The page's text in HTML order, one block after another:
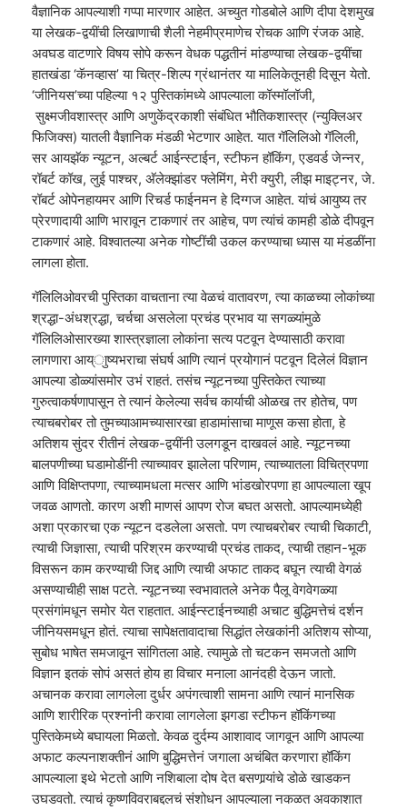
वैज्ञानिक आपल्याशी गप्पा मारणार आहेत. अच्युत गोडबोले आणि दीपा देशमुख
या लेखक-द्वयींची लिखाणाची शैली नेहमीप्रमाणेच रोचक आणि रंजक आहे.
अवघड वाटणारे विषय सोपे करून वेधक पद्धतीनं मांडण्याचा लेखक-द्वयींचा
हातखंडा ‘कॅनव्हास’ या चित्र-शिल्प ग्रंथानंतर या मालिकेतूनही दिसून येतो.
‘जीनियस’च्या पहिल्या १२ पुस्तिकांमध्ये आपल्याला कॉस्मॉलॉजी,
सुक्ष्मजीवशास्त्र आणि अणुकेंद्रकाशी संबंधित भौतिकशास्त्र (न्युक्लिअर
फिजिक्स) यातली वैज्ञानिक मंडळी भेटणार आहेत. यात गॅलिलिओ गॅलिली,
सर आयझॅक न्यूटन, अल्बर्ट आईन्स्टाईन, स्टीफन हॉकिंग, एडवर्ड जेन्नर,
रॉबर्ट कॉख, लुई पाश्चर, अ‍ॅलेक्झांडर फ्लेमिंग, मेरी क्युरी, लीझ माइट्नर, जे.
रॉबर्ट ओपेनहायमर आणि रिचर्ड फाईनमन हे दिग्गज आहेत. यांचं आयुष्य तर
प्रेरणादायी आणि भारावून टाकणारं तर आहेच, पण त्यांचं कामही डोळे दीपवून
टाकणारं आहे. विश्वातल्या अनेक गोष्टींची उकल करण्याचा ध्यास या मंडळींना
लागला होता.
गॅलिलिओवरची पुस्तिका वाचताना त्या वेळचं वातावरण, त्या काळच्या लोकांच्या
श्रद्धा-अंधश्रद्धा, चर्चचा असलेला प्रचंड प्रभाव या सगळ्यांमुळे
गॅलिलिओसारख्या शास्त्रज्ञाला लोकांना सत्य पटवून देण्यासाठी करावा
लागणारा आय्ाुष्यभराचा संघर्ष आणि त्यानं प्रयोगानं पटवून दिलेलं विज्ञान
आपल्या डोळ्यांसमोर उभं राहतं. तसंच न्यूटनच्या पुस्तिकेत त्याच्या
गुरुत्वाकर्षणापासून ते त्यानं केलेल्या सर्वच कार्याची ओळख तर होतेच, पण
त्याचबरोबर तो तुमच्याआमच्यासारखा हाडामांसाचा माणूस कसा होता, हे
अतिशय सुंदर रीतीनं लेखक-द्वयींनी उलगडून दाखवलं आहे. न्यूटनच्या
बालपणीच्या घडामोडींनी त्याच्यावर झालेला परिणाम, त्याच्यातला विचित्रपणा
आणि विक्षिप्तपणा, त्याच्यामधला मत्सर आणि भांडखोरपणा हा आपल्याला खूप
जवळ आणतो. कारण अशी माणसं आपण रोज बघत असतो. आपल्यामध्येही
अशा प्रकारचा एक न्यूटन दडलेला असतो. पण त्याचबरोबर त्याची चिकाटी,
त्याची जिज्ञासा, त्याची परिश्रम करण्याची प्रचंड ताकद, त्याची तहान-भूक
विसरून काम करण्याची जिद्द आणि त्याची अफाट ताकद बघून त्याची वेगळं
असण्याचीही साक्ष पटते. न्यूटनच्या स्वभावातले अनेक पैलू वेगवेगळ्या
प्रसंगांमधून समोर येत राहतात. आईन्स्टाईनच्याही अचाट बुद्धिमत्तेचं दर्शन
जीनियसमधून होतं. त्याचा सापेक्षतावादाचा सिद्धांत लेखकांनी अतिशय सोप्या,
सुबोध भाषेत समजावून सांगितला आहे. त्यामुळे तो चटकन समजतो आणि
विज्ञान इतकं सोपं असतं होय हा विचार मनाला आनंदही देऊन जातो.
अचानक करावा लागलेला दुर्धर अपंगत्वाशी सामना आणि त्यानं मानसिक
आणि शारीरिक प्रश्नांनी करावा लागलेला झगडा स्टीफन हॉकिंगच्या
पुस्तिकेमध्ये बघायला मिळतो. केवळ दुर्दम्य आशावाद जागवून आणि आपल्या
अफाट कल्पनाशक्तीनं आणि बुद्धिमत्तेनं जगाला अचंबित करणारा हॉकिंग
आपल्याला इथे भेटतो आणि नशिबाला दोष देत बसणार्‍यांचे डोळे खाडकन
उघडवतो. त्याचं कृष्णविवराबद्दलचं संशोधन आपल्याला नकळत अवकाशात